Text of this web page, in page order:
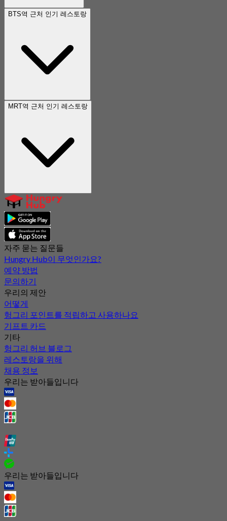
BTS역 근처 인기 레스토랑
MRT역 근처 인기 레스토랑
자주 묻는 질문들
Hungry Hub이 무엇인가요?
예약 방법
문의하기
우리의 제안
어떻게
헝그리 포인트를 적립하고 사용하나요
기프트 카드
기타
헝그리 허브 블로그
레스토랑을 위해
채용 정보
우리는 받아들입니다
우리는 받아들입니다